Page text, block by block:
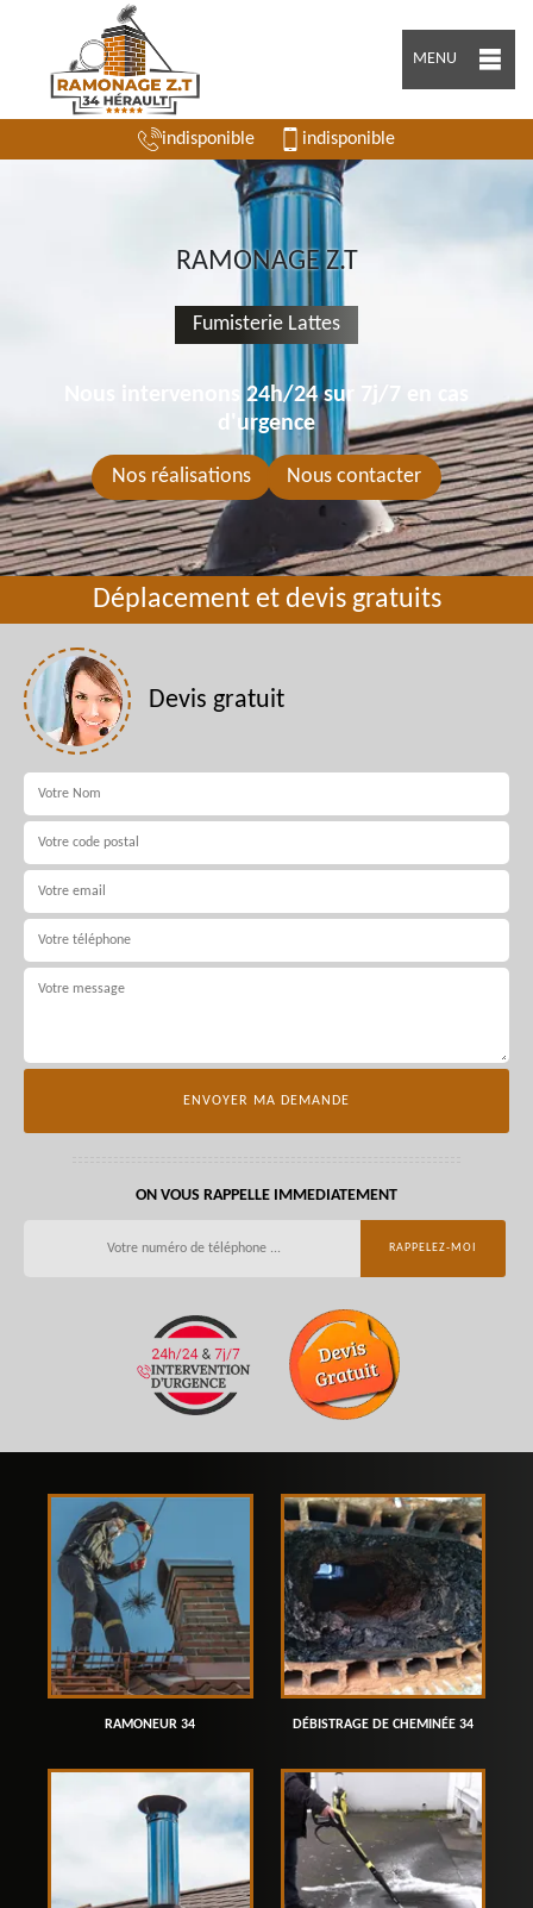
MENU
indisponible indisponible
RAMONAGE Z.T
Fumisterie Lattes
Nous intervenons 24h/24 sur 7j/7 en cas
d'urgence
Nos réalisations Nous contacter
Déplacement et devis gratuits
Devis gratuit
ON VOUS RAPPELLE IMMEDIATEMENT
RAMONEUR 34 DÉBISTRAGE DE CHEMINÉE 34